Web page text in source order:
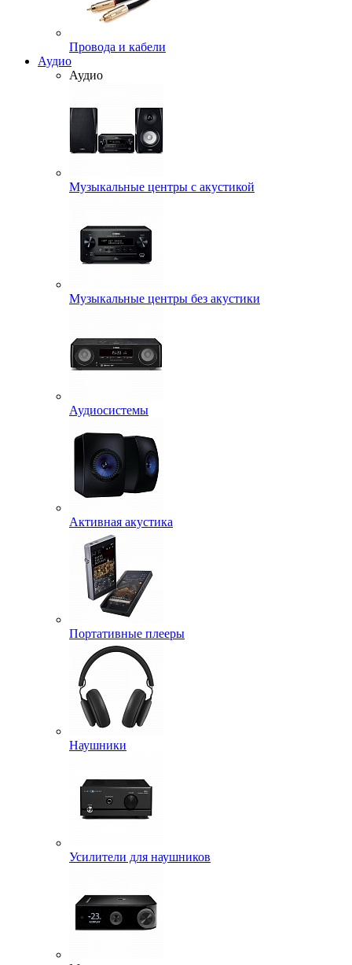
Провода и кабели
Аудио
Аудио
Музыкальные центры с акустикой
Музыкальные центры без акустики
Аудиосистемы
Активная акустика
Портативные плееры
Наушники
Усилители для наушников